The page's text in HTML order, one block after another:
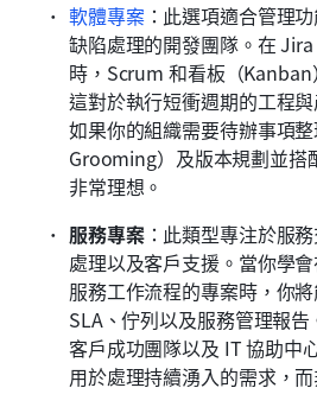
軟體專案：此選項適合管理
缺陷處理的開發團隊。在
時，Scrum 和看板（Kanban
這對於執行短衝週期的工程
如果你的組織需要待辦事項
Grooming）及版本規劃並搭
非常理想。
服務專案：此類型專注於服
處理以及客戶支援。當你學
服務工作流程的專案時，你
SLA、佇列以及服務管理報告
客戶成功團隊以及 IT 協助中
用於處理持續湧入的需求，